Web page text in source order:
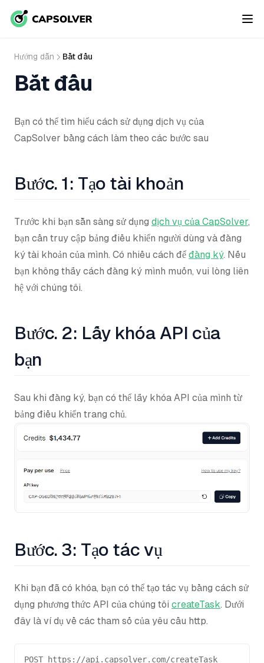
Hướng dẫn Bắt đầu
Bắt đầu
Bạn có thể tìm hiểu cách sử dụng dịch vụ của
CapSolver bằng cách làm theo các bước sau
Bước. 1: Tạo tài khoản
Trước khi bạn sẵn sàng sử dụng dịch vụ của CapSolver,
bạn cần truy cập bảng điều khiển người dùng và đăng
ký tài khoản của mình. Có nhiều cách để đăng ký. Nếu
bạn không thấy cách đăng ký mình muốn, vui lòng liên
hệ với chúng tôi.
Bước. 2: Lấy khóa API của
bạn
Sau khi đăng ký, bạn có thể lấy khóa API của mình từ
bảng điều khiển trang chủ.
Bước. 3: Tạo tác vụ
Khi bạn đã có khóa, bạn có thể tạo tác vụ bằng cách sử
dụng phương thức API của chúng tôi createTask. Dưới
đây là ví dụ về các tham số của yêu cầu http.
POST https://api.capsolver.com/createTask